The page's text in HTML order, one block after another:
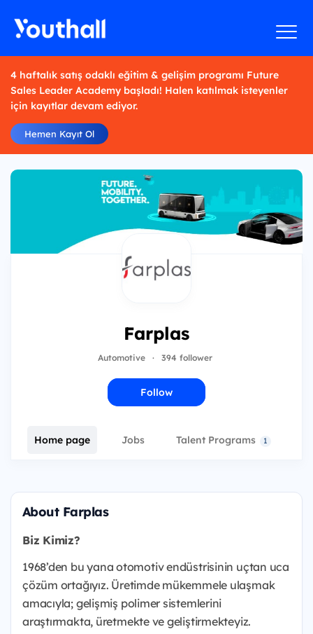
4 haftalık satış odaklı eğitim & gelişim programı Future
Sales Leader Academy başladı! Halen katılmak isteyenler
için kayıtlar devam ediyor.
Hemen Kayıt Ol
Farplas
Automotive · 394 follower
Follow
Home page Jobs Talent Programs 1
About Farplas
Biz Kimiz?
1968’den bu yana otomotiv endüstrisinin uçtan uca
çözüm ortağıyız. Üretimde mükemmele ulaşmak
amacıyla; gelişmiş polimer sistemlerini
araştırmakta, üretmekte ve geliştirmekteyiz.